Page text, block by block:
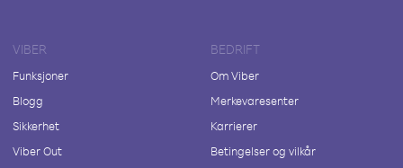
VIBER
Funksjoner
Blogg
Sikkerhet
Viber Out
BEDRIFT
Om Viber
Merkevaresenter
Karrierer
Betingelser og vilkår